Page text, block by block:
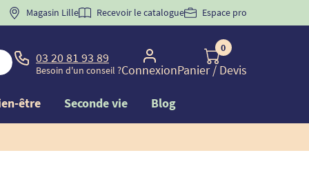
BIENVENUE" pourla 1ère commande d'incontinence
Magasin Lille Recevoir le catalogue Espace pro
03 20 81 93 89
Besoin d'un conseil ?Connexion
0
Panier/ Devis
être Seconde vie Blog